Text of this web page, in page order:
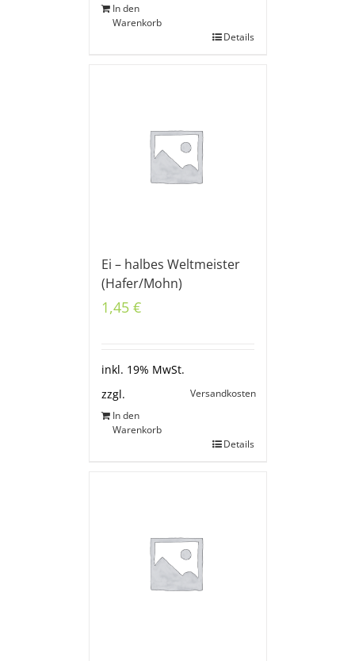
In den
Warenkorb
Details
Ei – halbes Weltmeister
(Hafer/Mohn)
1,45 €
inkl. 19% MwSt.
zzgl.
Versandkosten
In den
Warenkorb
Details